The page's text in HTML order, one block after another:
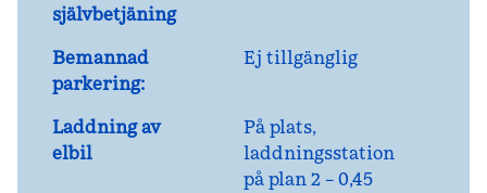
självbetjäning
Bemannad
parkering:
Ej tillgänglig
Laddning av
elbil
På plats,
laddningsstation
på plan 2 – 0,45